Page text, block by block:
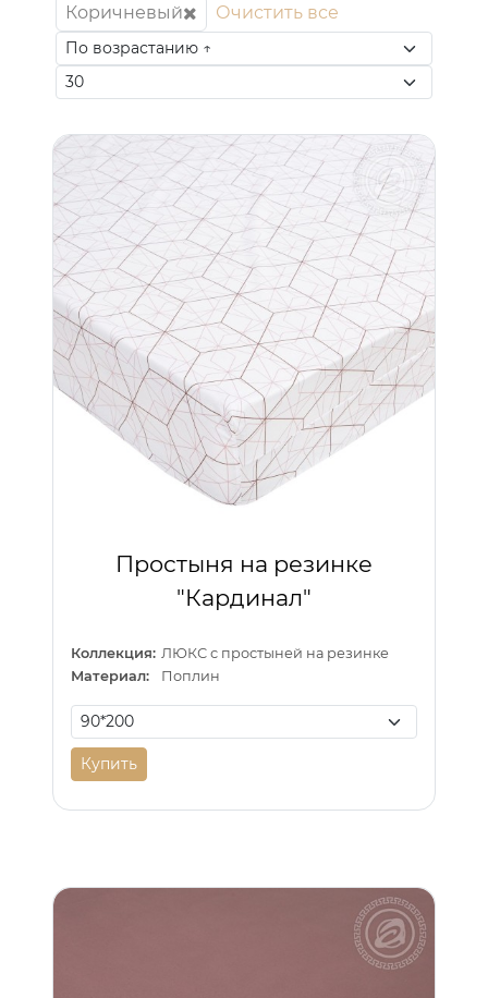
Коричневый
Очистить все
Простыня на резинке
"Кардинал"
Коллекция: ЛЮКС с простыней на резинке
Материал:
Поплин
Купить